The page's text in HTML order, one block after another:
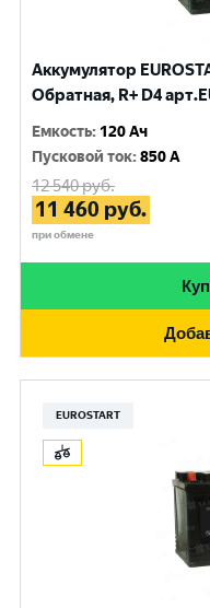
Аккумулятор
Обратная, R+ D4
Емкость: 120 Ач
Пусковой ток:850 A
12 540руб.
11 460 руб.
при обмене
EUROSTART